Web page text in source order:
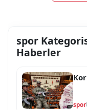
spor
Haberler
spor